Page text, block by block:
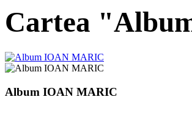
Cartea
Album IOAN MARIC